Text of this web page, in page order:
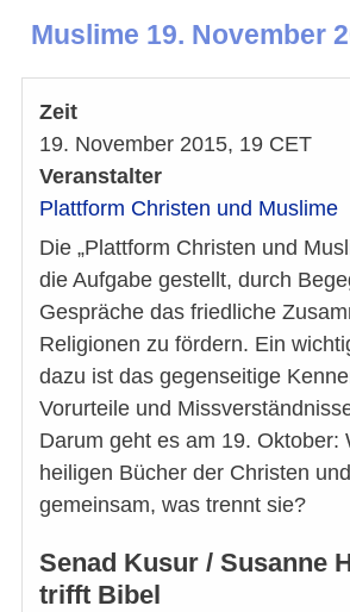
Muslime 19. November
Zeit
19. November 2015, 19 CET
Veranstalter
Plattform Christen und Muslime
Die „Plattform Christen und
die Aufgabe gestellt, durch
Gespräche das friedliche
Religionen zu fördern. Ein
dazu ist das gegenseitige
Vorurteile und
Darum geht es am 19. Oktober:
heiligen Bücher der Christen
gemeinsam, was trennt sie?
Senad Kusur / Susanne
trifft Bibel